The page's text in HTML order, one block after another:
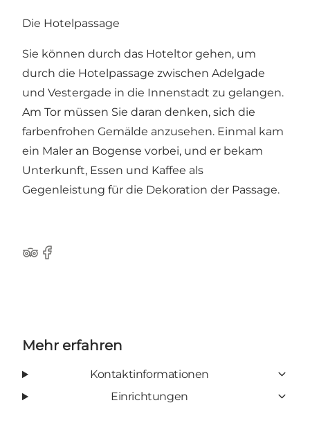
Die Hotelpassage
Sie können durch das Hoteltor gehen, um
durch die Hotelpassage zwischen Adelgade
und Vestergade in die Innenstadt zu gelangen.
Am Tor müssen Sie daran denken, sich die
farbenfrohen Gemälde anzusehen. Einmal kam
ein Maler an Bogense vorbei, und er bekam
Unterkunft, Essen und Kaffee als
Gegenleistung für die Dekoration der Passage.
Tripadvisor
Facebook
Mehr erfahren
Kontaktinformationen
Einrichtungen